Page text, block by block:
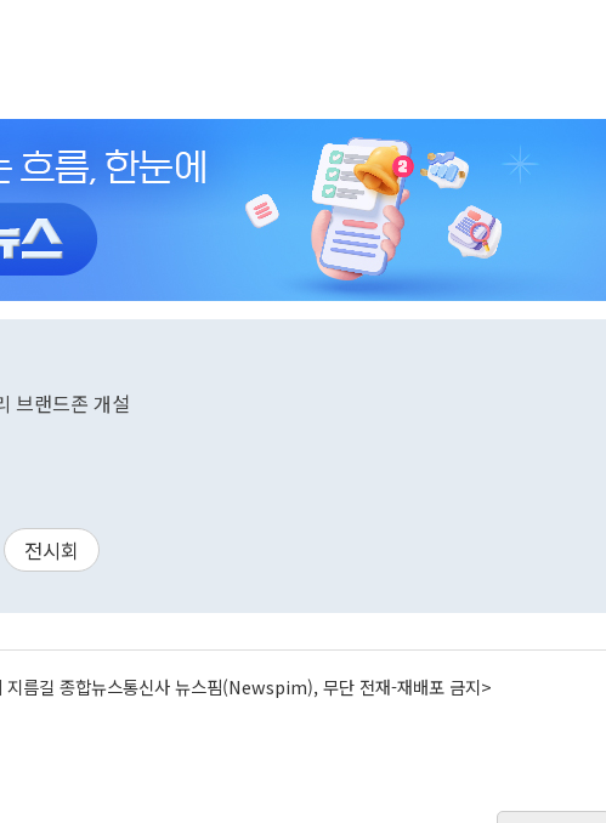
브랜드존 개설
전시회
지름길 종합뉴스통신사 뉴스핌(Newspim), 무단 전재-재배포 금지>